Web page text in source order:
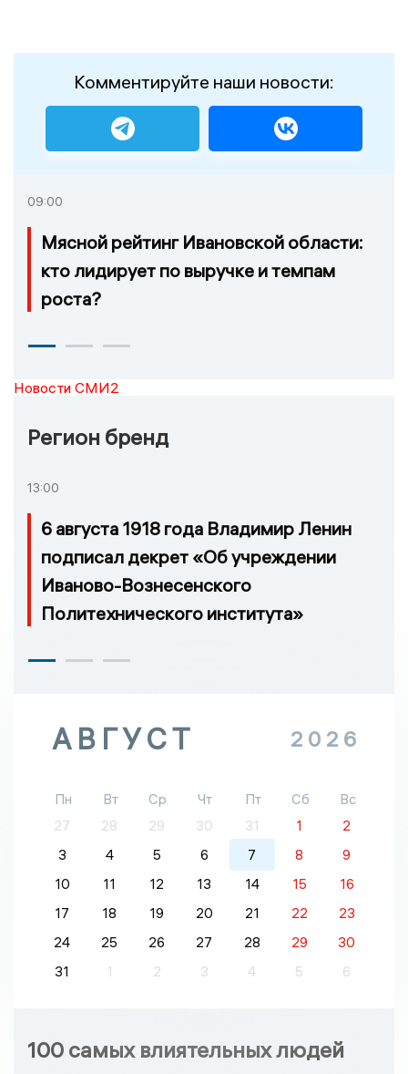
Комментируйте наши новости:
09:00
Мясной рейтинг Ивановской области:
кто лидирует по выручке и темпам
роста?
Новости СМИ2
Регион бренд
13:00
6 августа 1918 года Владимир Ленин
подписал декрет «Об учреждении
Иваново-Вознесенского
Политехнического института»
АВГУСТ 2026
Пн Вт Ср Чт Пт Сб
Вс
27
28 29 30 31 1
2
3
4 5 6 7 8
9
10
11 12 13 14 15
16
17
18 19 20 21 22
23
24
25 26 27 28 29
30
31
1 2 3 4 5 6
100 самых влиятельных людей